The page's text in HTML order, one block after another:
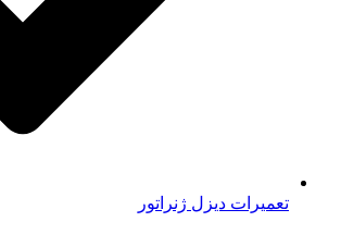
تعمیرات دیزل ژنراتور